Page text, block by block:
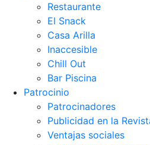
Restaurante
El Snack
Casa Arilla
Inaccesible
Chill Out
Bar Piscina
Patrocinio
Patrocinadores
Publicidad en la
Ventajas sociales